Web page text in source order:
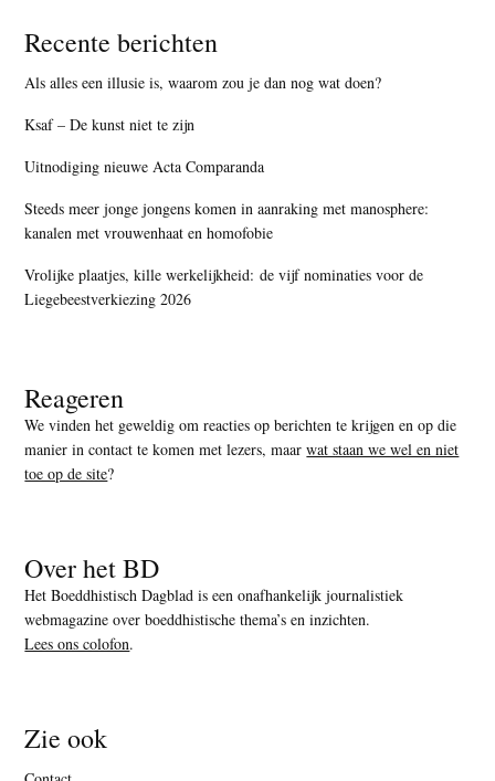
Recente berichten
Als alles een illusie is, waarom zou je dan nog wat doen?
Ksaf – De kunst niet te zijn
Uitnodiging nieuwe Acta Comparanda
Steeds meer jonge jongens komen in aanraking met manosphere:
kanalen met vrouwenhaat en homofobie
Vrolijke plaatjes, kille werkelijkheid: de vijf nominaties voor de
Liegebeestverkiezing 2026
Reageren
We vinden het geweldig om reacties op berichten te krijgen en op die
manier in contact te komen met lezers, maarwat staan we wel en niet
toe op de site?
Over het BD
Het Boeddhistisch Dagblad is een onafhankelijk journalistiek
webmagazine over boeddhistische thema’s en inzichten.
Lees ons colofon.
Zie ook